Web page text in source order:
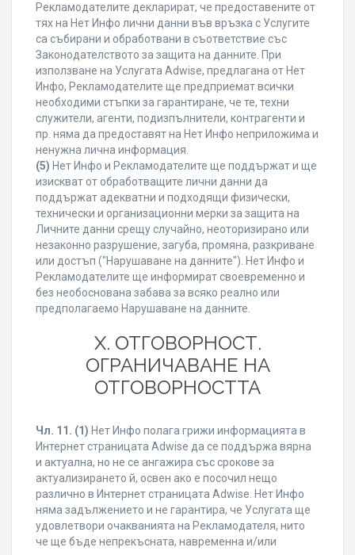
Рекламодателите декларират, че предоставените от
тях на Нет Инфо лични данни във връзка с Услугите
са събирани и обработвани в съответствие със
Законодателството за защита на данните. При
използване на Услугата Adwise, предлагана от Нет
Инфо, Рекламодателите ще предприемат всички
необходими стъпки за гарантиране, че те, техни
служители, агенти, подизпълнители, контрагенти и
пр. няма да предоставят на Нет Инфо неприложима и
ненужна лична информация.
(5) Нет Инфо и Рекламодателите ще поддържат и ще
изискват от обработващите лични данни да
поддържат адекватни и подходящи физически,
технически и организационни мерки за защита на
Личните данни срещу случайно, неоторизирано или
незаконно разрушение, загуба, промяна, разкриване
или достъп ("Нарушаване на данните"). Нет Инфо и
Рекламодателите ще информират своевременно и
без необоснована забава за всяко реално или
предполагаемо Нарушаване на данните.
X. ОТГОВОРНОСТ.
ОГРАНИЧАВАНЕ НА
ОТГОВОРНОСТТА
Чл. 11. (1) Нет Инфо полага грижи информацията в
Интернет страницата Adwise да се поддържа вярна
и актуална, но не се ангажира със срокове за
актуализирането й, освен ако е посочил нещо
различно в Интернет страницата Adwise. Нет Инфо
няма задължението и не гарантира, че Услугата ще
удовлетвори очакванията на Рекламодателя, нито
че ще бъде непрекъсната, навременна и/или